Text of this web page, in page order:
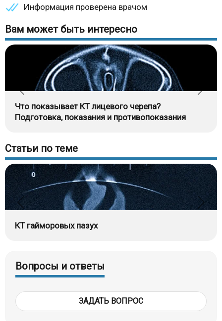
современные мультиспиральные
излучателей и детекторов рентгеновских волн. За
одно вращение сканирующей системы
регистрируются сразу несколько срезов, что
обеспечивает максимальную точность информации и
сокращает время процедуры.
Тотальное заполнение жидкостью (кровью?) левой
верхнечелюстной пазухи, повреждение носовой
Информация проверена врачом
Вам может быть интересно
Что показывает КТ лицевого черепа?
Подготовка, показания и противопоказания
Статьи по теме
КТ гайморовых пазух
Вопросы и ответы
ЗАДАТЬ ВОПРОС